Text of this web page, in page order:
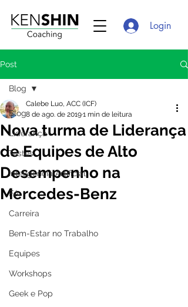
Login
Post
Blog
Liderança
Testes
Inteligência Artificial
Fé
Carreira
Bem-Estar no Trabalho
Equipes
Workshops
Geek e Pop
Blog
Nova turma de Liderança
de Equipes de Alto
Desempenho na
Mercedes-Benz
Calebe Luo, ACC (ICF)
8 de ago. de 20191 min de leitura